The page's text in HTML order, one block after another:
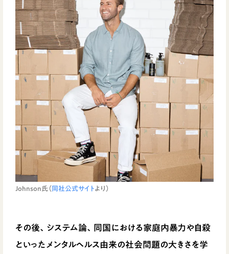
Johnson氏（同社公式サイトより）
その後、システム論、同国における家庭内暴力や自殺
といったメンタルヘルス由来の社会問題の大きさを学